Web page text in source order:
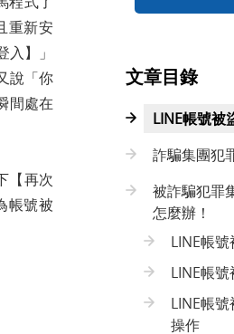
重新安
】」
說「你
間處在
【再次
帳號被
文章目錄
LINE帳號被
詐騙集團犯
被詐騙犯罪
怎麼辦！
LINE帳
LINE帳
LINE帳
操作